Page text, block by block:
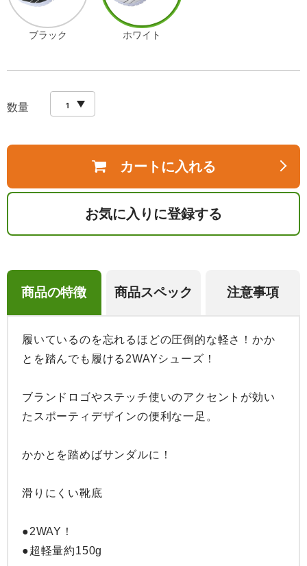
ブラック ホワイト
数量
カートに入れる
お気に入りに登録する
商品の特徴 商品スペック 注意事項
履いているのを忘れるほどの圧倒的な軽さ！かか
とを踏んでも履ける2WAYシューズ！
ブランドロゴやステッチ使いのアクセントが効い
たスポーティデザインの便利な一足。
かかとを踏めばサンダルに！
滑りにくい靴底
●2WAY！
●超軽量約150g